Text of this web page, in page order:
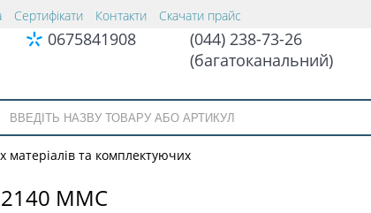
Сертифікати Контакти Скачати прайс
0675841908
(044) 238-73-26
(багатоканальний)
матеріалів та комплектуючих
MMC